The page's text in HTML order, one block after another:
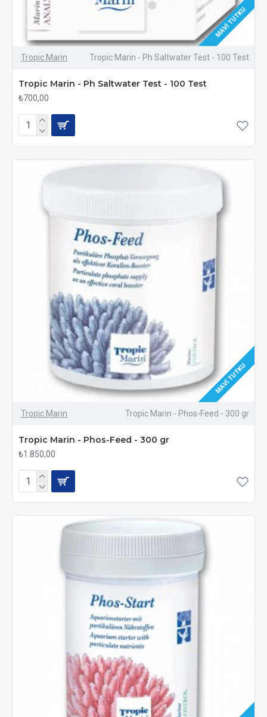
MAVI TUTKU
Tropic Marin Tropic Marin - Ph Saltwater Test - 100 Test
Tropic Marin - Ph Saltwater Test - 100 Test
₺700,00
MAVI TUTKU
Tropic Marin Tropic Marin - Phos-Feed - 300 gr
Tropic Marin - Phos-Feed - 300 gr
₺1.850,00